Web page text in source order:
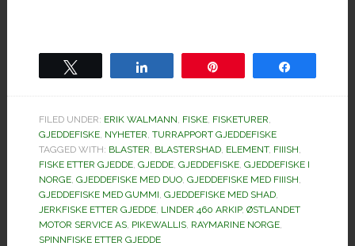
FILED UNDER: ERIK WALMANN FISKE, FISKETURER
GJEDDEFISKE, NYHETER TURRAPPORT GJEDDEFISKE
TAGGED WITH: BLASTER BLASTERSHAD, ELEMENT, FIIISH
FISKE ETTER GJEDDE, GJEDDE, GJEDDEFISKE, GJEDDEFISKE I
NORGE, GJEDDEFISKE MED DUO, GJEDDEFISKE MED FIIISH
GJEDDEFISKE MED GUMMI GJEDDEFISKE MED SHAD,
JERKFISKE ETTER GJEDDE, LINDER 460 ARKIP, ØSTLANDET
MOTOR SERVICE AS, PIKEWALLIS, RAYMARINE NORGE,
SPINNFISKE ETTER GJEDDE